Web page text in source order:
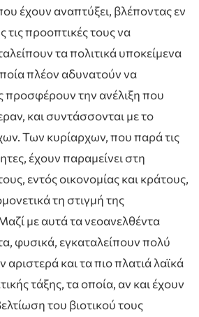
έχουν αναπτύξει, βλέποντας εν
προοπτικές τους να
τα πολιτικά υποκείμενα
πλέον αδυνατούν να
προσφέρουν την ανέλιξη που
και συντάσσονται με το
Των κυρίαρχων, που παρά τις
έχουν παραμείνει στη
εντός οικονομίας και κράτους,
τη στιγμή της
με αυτά τα νεοανελθέντα
φυσικά, εγκαταλείπουν πολύ
αριστερά και τα πιο πλατιά λαϊκά
τάξης, τα οποία, αν και έχουν
του βιοτικού τους